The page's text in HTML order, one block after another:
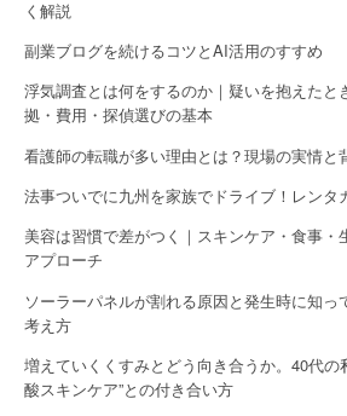
く解説
副業ブログを続けるコツとAI活用のすすめ
浮気調査とは何をするのか｜疑いを抱えたと
拠・費用・探偵選びの基本
看護師の転職が多い理由とは？現場の実情と
法事ついでに九州を家族でドライブ！レンタ
美容は習慣で差がつく｜スキンケア・食事・
アプローチ
ソーラーパネルが割れる原因と発生時に知
考え方
増えていくくすみとどう向き合うか。40代の
酸スキンケア”との付き合い方